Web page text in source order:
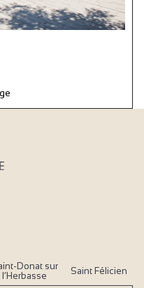
Donat sur
l’Herbasse
Saint Félicien